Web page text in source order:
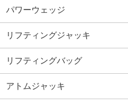
パワーウェッジ
リフティングジャッキ
リフティングバッグ
アトムジャッキ